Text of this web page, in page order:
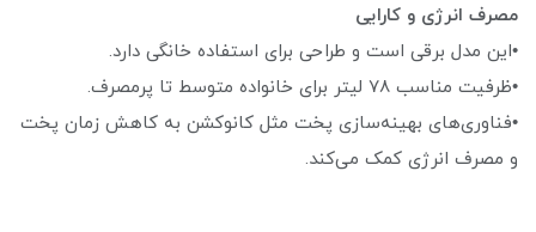
مصرف انرژی و کارایی
•این مدل برقی است و طراحی برای استفاده خانگی دارد.
•ظرفیت مناسب ۷۸ لیتر برای خانواده متوسط تا پرمصرف.
•فناوری‌های بهینه‌سازی پخت مثل کانوکشن به کاهش زمان پخت
و مصرف انرژی کمک می‌کند.